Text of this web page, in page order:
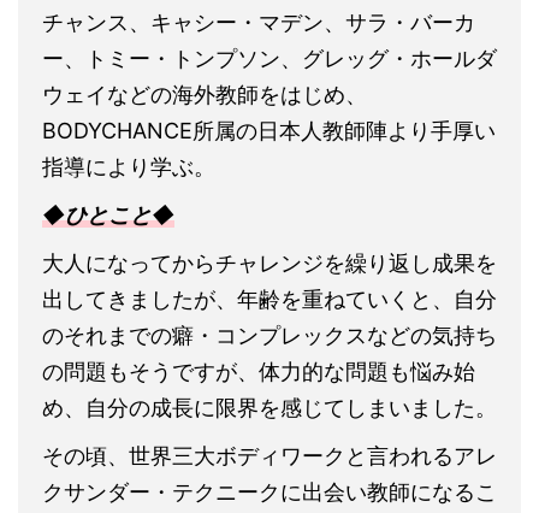
チャンス、キャシー・マデン、サラ・バーカ
ー、トミー・トンプソン、グレッグ・ホールダ
ウェイなどの海外教師をはじめ、
BODYCHANCE所属の日本人教師陣より手厚い
指導により学ぶ。
◆ひとこと◆
大人になってからチャレンジを繰り返し成果を
出してきましたが、年齢を重ねていくと、自分
のそれまでの癖・コンプレックスなどの気持ち
の問題もそうですが、体力的な問題も悩み始
め、自分の成長に限界を感じてしまいました。
その頃、世界三大ボディワークと言われるアレ
クサンダー・テクニークに出会い教師になるこ